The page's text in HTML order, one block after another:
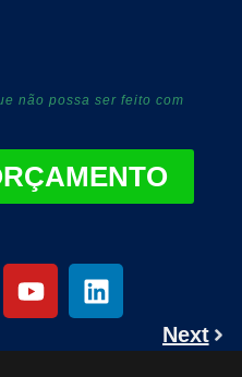
não possa ser feito com
Next